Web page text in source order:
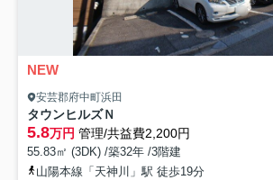
NEW
安芸郡府中町浜田
タウンヒルズＮ
5.8万円 管理/共益費2,200円
55.83㎡ (3DK) /築32年 /3階建
山陽本線「天神川」駅 徒歩19分